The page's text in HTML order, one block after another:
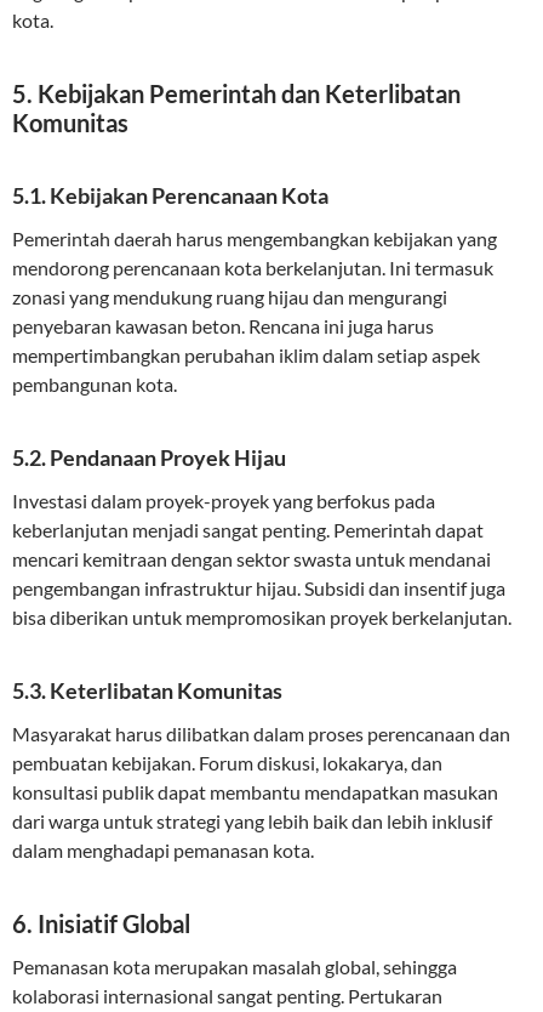
kota.
5. Kebijakan Pemerintah dan Keterlibatan
Komunitas
5.1. Kebijakan Perencanaan Kota
Pemerintah daerah harus mengembangkan kebijakan yang
mendorong perencanaan kota berkelanjutan. Ini termasuk
zonasi yang mendukung ruang hijau dan mengurangi
penyebaran kawasan beton. Rencana ini juga harus
mempertimbangkan perubahan iklim dalam setiap aspek
pembangunan kota.
5.2. Pendanaan Proyek Hijau
Investasi dalam proyek-proyek yang berfokus pada
keberlanjutan menjadi sangat penting. Pemerintah dapat
mencari kemitraan dengan sektor swasta untuk mendanai
pengembangan infrastruktur hijau. Subsidi dan insentif juga
bisa diberikan untuk mempromosikan proyek berkelanjutan.
5.3. Keterlibatan Komunitas
Masyarakat harus dilibatkan dalam proses perencanaan dan
pembuatan kebijakan. Forum diskusi, lokakarya, dan
konsultasi publik dapat membantu mendapatkan masukan
dari warga untuk strategi yang lebih baik dan lebih inklusif
dalam menghadapi pemanasan kota.
6. Inisiatif Global
Pemanasan kota merupakan masalah global, sehingga
kolaborasi internasional sangat penting. Pertukaran